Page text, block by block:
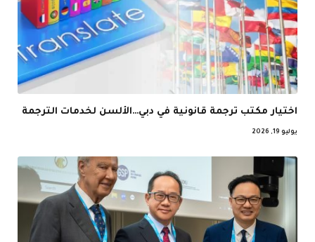
اختيار مكتب ترجمة قانونية في دبي…الألسن لخدمات الترجمة
يوليو 19, 2026